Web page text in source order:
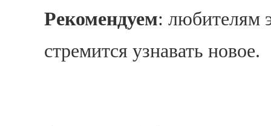
Рекомендуем: любителям
стремится узнавать новое.